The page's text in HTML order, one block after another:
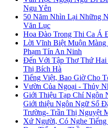
Ngu Yên
50 Năm Nhìn Lại Những
Văn Lục
Hoa Đào Trong Thi Ca Á
Lời Vĩnh Biệt Muộn
Phạm Tín An Ninh
Đến Với Tập Thơ Thứ Hai
Thị Bích Hà
Tiếng Việt, Bao Giờ Cho
Vườn Của Ngoại - Thủy
Giới Thiệu Tạp Chí Ngôn
Giới thiệu Ngôn Ngữ Số
Trường- Trần Thị Nguyệt
Xứ Người, Có Nghe